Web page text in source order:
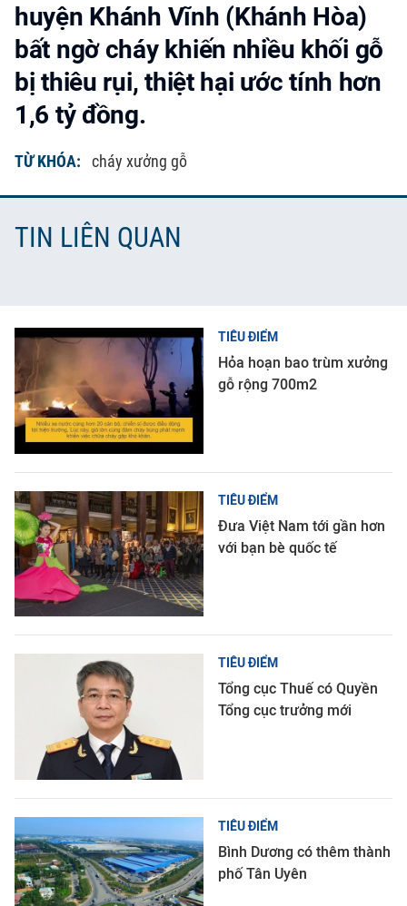
huyện Khánh Vĩnh (Khánh Hòa)
bất ngờ cháy khiến nhiều khối gỗ
bị thiêu rụi, thiệt hại ước tính hơn
1,6 tỷ đồng.
TỪ KHÓA: cháy xưởng gỗ
TIN LIÊN QUAN
TIÊU ĐIỂM
Hỏa hoạn bao trùm xưởng
gỗ rộng 700m2
TIÊU ĐIỂM
Đưa Việt Nam tới gần hơn
với bạn bè quốc tế
TIÊU ĐIỂM
Tổng cục Thuế có Quyền
Tổng cục trưởng mới
TIÊU ĐIỂM
Bình Dương có thêm thành
phố Tân Uyên